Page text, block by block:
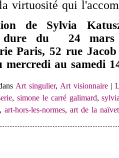
virtuosité qui
de Sylvia
dure du
24
Paris, 52 rue
mercredi au samedi
Art singulier, Art visionnaire|
,simone le carré galimard,
,art-hors-les-normes,art de la